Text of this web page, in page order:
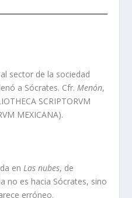
sector de la sociedad
a Sócrates. Cfr.Menón,
SCRIPTORVM
MEXICANA).
enLas nubes, de
no es hacia Sócrates, sino
erróneo.